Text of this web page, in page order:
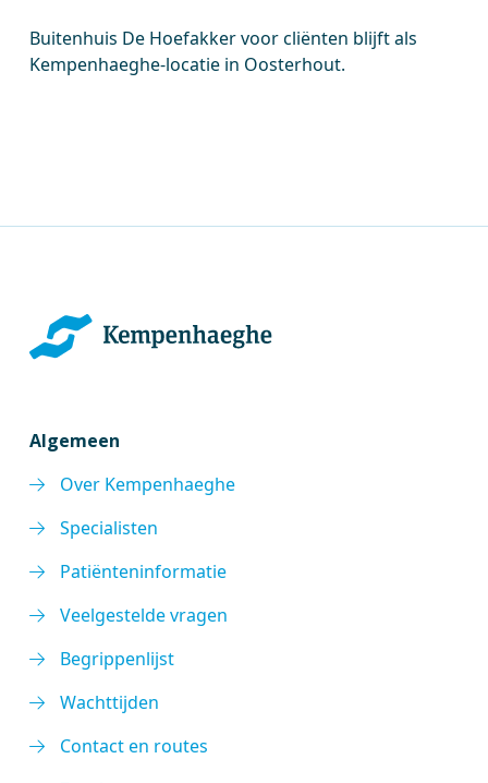
Buitenhuis De Hoefakker voor cliënten blijft als
Kempenhaeghe-locatie in Oosterhout.
Algemeen
Over Kempenhaeghe
Specialisten
Patiënteninformatie
Veelgestelde vragen
Begrippenlijst
Wachttijden
Contact en routes